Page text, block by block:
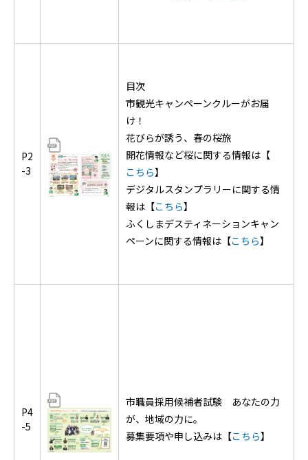
P2
-3
目次
市観光キャンペーンクルーがお届
け！
花びらが誘う、春の桜旅
開花情報など桜に関する情報は【
こちら】
デジタルスタンプラリーに関する情
報は【こちら】
ふくしまデスティネーションキャン
ペーンに関する情報は【こちら】
P4
-5
市職員採用候補者試験 あなたの力
が、地域の力に。
募集要項や申し込みは【こちら】